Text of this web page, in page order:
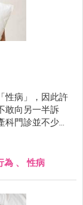
性病」，因此許
敢向另一半訴
科門診並不少
主，到底該怎
為 、性病